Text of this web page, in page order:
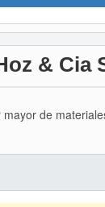
& Cia
de